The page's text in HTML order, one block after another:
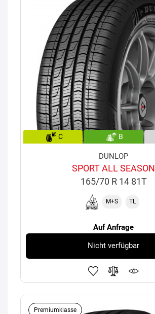
C B
DUNLOP
SPORT ALL SEASON
165/70 R 14 81T
M+S TL
Auf Anfrage
Nicht verfügbar
Premiumklasse